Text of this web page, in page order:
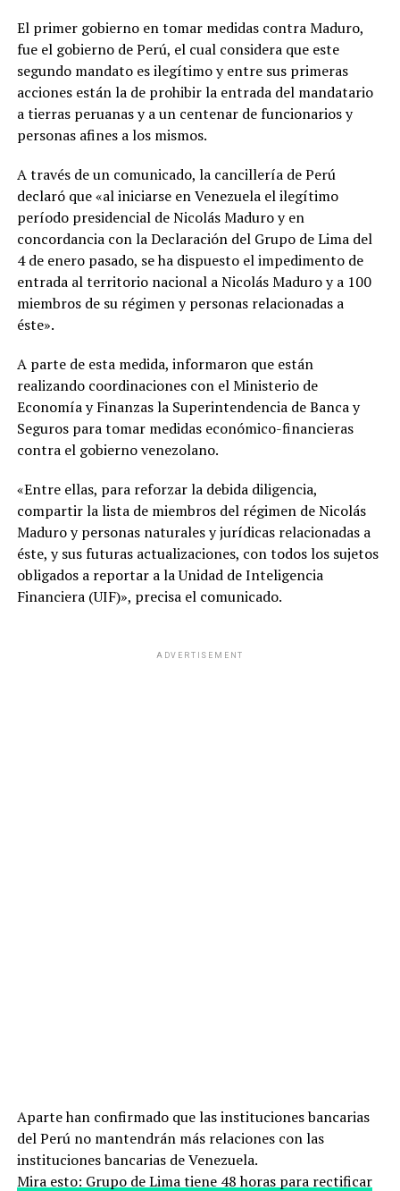
El primer gobierno en tomar medidas contra Maduro,
fue el gobierno de Perú, el cual considera que este
segundo mandato es ilegítimo y entre sus primeras
acciones están la de prohibir la entrada del mandatario
a tierras peruanas y a un centenar de funcionarios y
personas afines a los mismos.
A través de un comunicado, la cancillería de Perú
declaró que «al iniciarse en Venezuela el ilegítimo
período presidencial de Nicolás Maduro y en
concordancia con la Declaración del Grupo de Lima del
4 de enero pasado, se ha dispuesto el impedimento de
entrada al territorio nacional a Nicolás Maduro y a 100
miembros de su régimen y personas relacionadas a
éste».
A parte de esta medida, informaron que están
realizando coordinaciones con el Ministerio de
Economía y Finanzas la Superintendencia de Banca y
Seguros para tomar medidas económico-financieras
contra el gobierno venezolano.
«Entre ellas, para reforzar la debida diligencia,
compartir la lista de miembros del régimen de Nicolás
Maduro y personas naturales y jurídicas relacionadas a
éste, y sus futuras actualizaciones, con todos los sujetos
obligados a reportar a la Unidad de Inteligencia
Financiera (UIF)», precisa el comunicado.
ADVERTISEMENT
Aparte han confirmado que las instituciones bancarias
del Perú no mantendrán más relaciones con las
instituciones bancarias de Venezuela.
Mira esto: Grupo de Lima tiene 48 horas para rectificar